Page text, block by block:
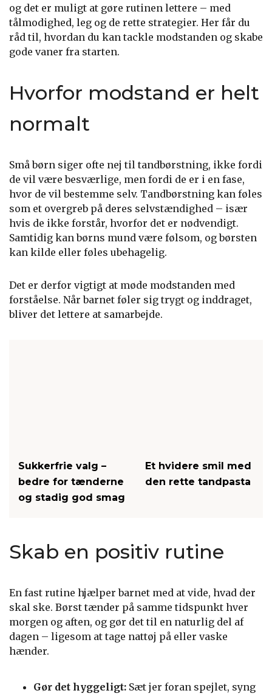
og det er muligt at gøre rutinen lettere – med
tålmodighed, leg og de rette strategier. Her får du
råd til, hvordan du kan tackle modstanden og skabe
gode vaner fra starten.
Hvorfor modstand er helt
normalt
Små børn siger ofte nej til tandbørstning, ikke fordi
de vil være besværlige, men fordi de er i en fase,
hvor de vil bestemme selv. Tandbørstning kan føles
som et overgreb på deres selvstændighed – især
hvis de ikke forstår, hvorfor det er nødvendigt.
Samtidig kan børns mund være følsom, og børsten
kan kilde eller føles ubehagelig.
Det er derfor vigtigt at møde modstanden med
forståelse. Når barnet føler sig trygt og inddraget,
bliver det lettere at samarbejde.
Sukkerfrie valg –
bedre for tænderne
og stadig god smag
Et hvidere smil med
den rette tandpasta
Skab en positiv rutine
En fast rutine hjælper barnet med at vide, hvad der
skal ske. Børst tænder på samme tidspunkt hver
morgen og aften, og gør det til en naturlig del af
dagen – ligesom at tage nattøj på eller vaske
hænder.
Gør det hyggeligt: Sæt jer foran spejlet, syng